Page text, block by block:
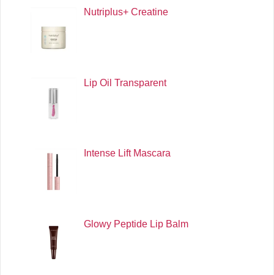
Nutriplus+ Creatine
Lip Oil Transparent
Intense Lift Mascara
Glowy Peptide Lip Balm